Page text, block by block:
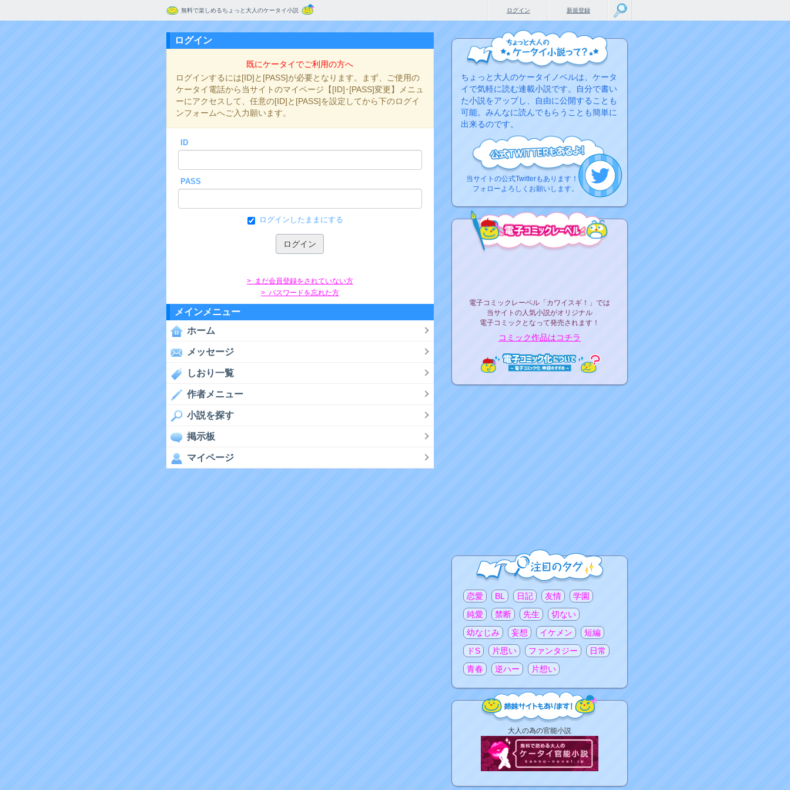
無料で楽しめるちょっと大人のケータイ小説 新規登録
ログイン
ログイン
既にケータイでご利用の方へ
ログインするには[ID]と[PASS]が必要となります。まず、ご使用の
ケータイ電話から当サイトのマイページ【[ID]･[PASS]変更】メニュ
ーにアクセスして、任意の[ID]と[PASS]を設定してから下のログイ
ンフォームへご入力願います。
ID
PASS
ログインしたままにする
> まだ会員登録をされていない方
> パスワードを忘れた方
メインメニュー
ホーム
メッセージ
しおり一覧
作者メニュー
小説を探す
掲示板
マイページ
ちょっと大人のケータイノベルは、ケータ
イで気軽に読む連載小説です。自分で書い
た小説をアップし、自由に公開することも
可能。みんなに読んでもらうことも簡単に
出来るのです。
当サイトの公式Twitterもあります！
フォローよろしくお願いします。
電子コミックレーベル「カワイスギ！」では
当サイトの人気小説がオリジナル
電子コミックとなって発売されます！
コミック作品はコチラ
注目のタグ
恋愛 BL 日記 友情
学園
純愛
禁断 先生
切ない
幼なじみ
妄想 イケメン
短編
ドS
片思い ファンタジー
日常
青春
逆ハー 片想い
大人の為の官能小説